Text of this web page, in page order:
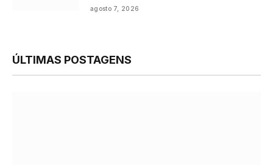
agosto 7, 2026
ÚLTIMAS POSTAGENS